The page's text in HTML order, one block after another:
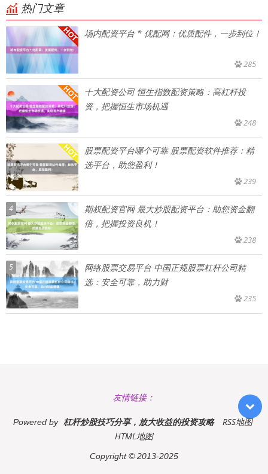
热门文章
场内配资平台 * 优配网：优质配件，一步到位！
285
十大配资公司 恒生指数配资策略：高杠杆投
资，把握恒生市场机遇
248
股票配资平台哪个可靠 股票配资软件推荐：精
选平台，助您盈利！
239
4
期权配资官网 最大炒股配资平台：助您资金翻
倍，把握投资良机！
238
5
网络股票交易平台 中国正规股票杠杆公司精
选：安全可靠，助力财
235
友情链接：
Powered by 杠杆炒股技巧分享，放大收益的投资攻略
RSS地图
HTML地图
Copyright© 2013-2025